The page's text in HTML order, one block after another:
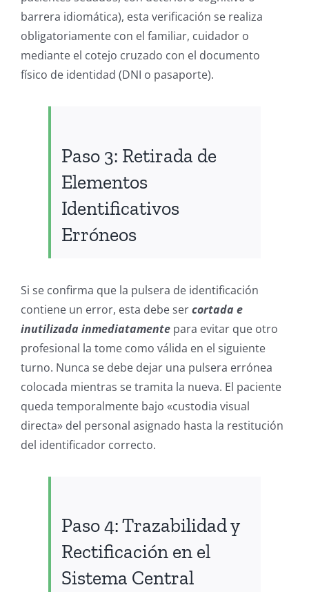
barrera idiomática), esta verificación se realiza
obligatoriamente con el familiar, cuidador o
mediante el cotejo cruzado con el documento
físico de identidad (DNI o pasaporte).
Paso 3: Retirada de
Elementos
Identificativos
Erróneos
Si se confirma que la pulsera de identificación
contiene un error, esta debe sercortada e
inutilizada inmediatamentepara evitar que otro
profesional la tome como válida en el siguiente
turno. Nunca se debe dejar una pulsera errónea
colocada mientras se tramita la nueva. El paciente
queda temporalmente bajo «custodia visual
directa» del personal asignado hasta la restitución
del identificador correcto.
Paso 4: Trazabilidad y
Rectificación en el
Sistema Central